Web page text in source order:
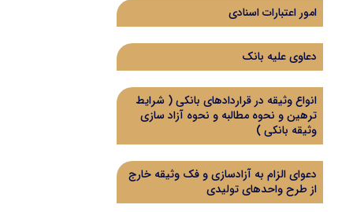
امور اعتبارات اسنادی
دعاوی علیه بانک
انواع وثیقه در قراردادهای بانکی ( شرایط
ترهین و نحوه مطالبه و نحوه آزاد سازی
وثیقه بانکی )
دعوای الزام به آزادسازی و فک وثیقه خارج
از طرح واحدهای تولیدی